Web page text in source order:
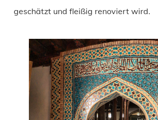
geschätzt und fleißig renoviert wird.